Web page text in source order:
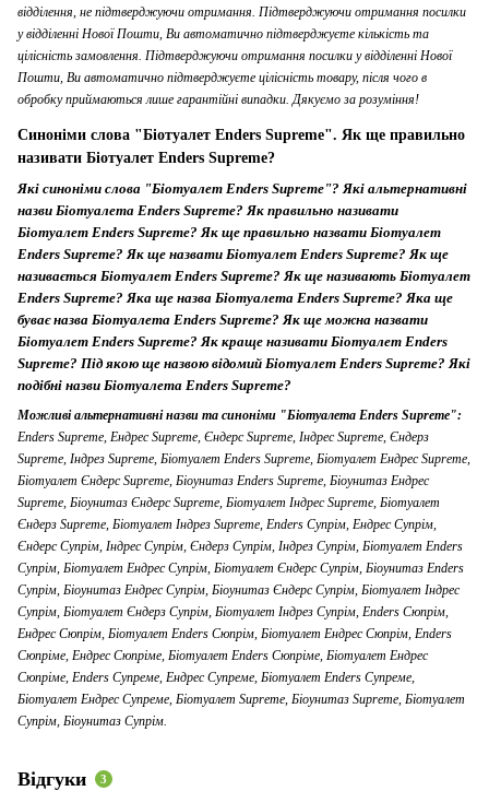
відділення, не підтверджуючи отримання. Підтверджуючи отримання посилки
у відділенні Нової Пошти, Ви автоматично підтверджуєте кількість та
цілісність замовлення. Підтверджуючи отримання посилки у відділенні Нової
Пошти, Ви автоматично підтверджуєте цілісність товару, після чого в
обробку приймаються лише гарантійні випадки. Дякуємо за розуміння!
Синоніми слова "Біотуалет Enders Supreme". Як ще правильно
називати Біотуалет Enders Supreme?
Які синоніми слова "Біотуалет Enders Supreme"? Які альтернативні
назви Біотуалета Enders Supreme? Як правильно називати
Біотуалет Enders Supreme? Як ще правильно назвати Біотуалет
Enders Supreme? Як ще назвати Біотуалет Enders Supreme? Як ще
називається Біотуалет Enders Supreme? Як ще називають Біотуалет
Enders Supreme? Яка ще назва Біотуалета Enders Supreme? Яка ще
буває назва Біотуалета Enders Supreme? Як ще можна назвати
Біотуалет Enders Supreme? Як краще називати Біотуалет Enders
Supreme? Під якою ще назвою відомий Біотуалет Enders Supreme? Які
подібні назви Біотуалета Enders Supreme?
Можливі альтернативні назви та синоніми "Біотуалета Enders Supreme":
Enders Supreme, Ендрес Supreme, Єндерс Supreme, Індрес Supreme, Єндерз
Supreme, Індрез Supreme, Біотуалет Enders Supreme, Біотуалет Ендрес Supreme,
Біотуалет Єндерс Supreme, Біоунитаз Enders Supreme, Біоунитаз Ендрес
Supreme, Біоунитаз Єндерс Supreme, Біотуалет Індрес Supreme, Біотуалет
Єндерз Supreme, Біотуалет Індрез Supreme, Enders Супрім, Ендрес Супрім,
Єндерс Супрім, Індрес Супрім, Єндерз Супрім, Індрез Супрім, Біотуалет Enders
Супрім, Біотуалет Ендрес Супрім, Біотуалет Єндерс Супрім, Біоунитаз Enders
Супрім, Біоунитаз Ендрес Супрім, Біоунитаз Єндерс Супрім, Біотуалет Індрес
Супрім, Біотуалет Єндерз Супрім, Біотуалет Індрез Супрім, Enders Сюпрім,
Ендрес Сюпрім, Біотуалет Enders Сюпрім, Біотуалет Ендрес Сюпрім, Enders
Сюпріме, Ендрес Сюпріме, Біотуалет Enders Сюпріме, Біотуалет Ендрес
Сюпріме, Enders Супреме, Ендрес Супреме, Біотуалет Enders Супреме,
Біотуалет Ендрес Супреме, Біотуалет Supreme, Біоунитаз Supreme, Біотуалет
Супрім, Біоунитаз Супрім.
Відгуки 3